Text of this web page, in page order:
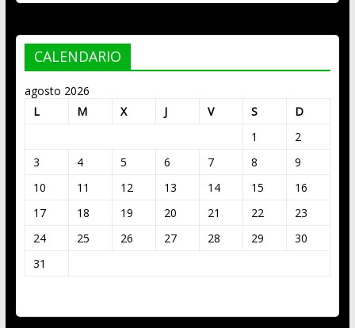
CALENDARIO
agosto 2026
L
M X J V S
D
1
2
3
4 5 6 7 8
9
10
11 12 13 14 15
16
17
18 19 20 21 22
23
24
25 26 27 28 29
30
31